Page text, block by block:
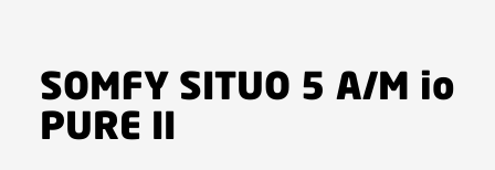
SOMFY SITUO 5 A/M io
PURE II